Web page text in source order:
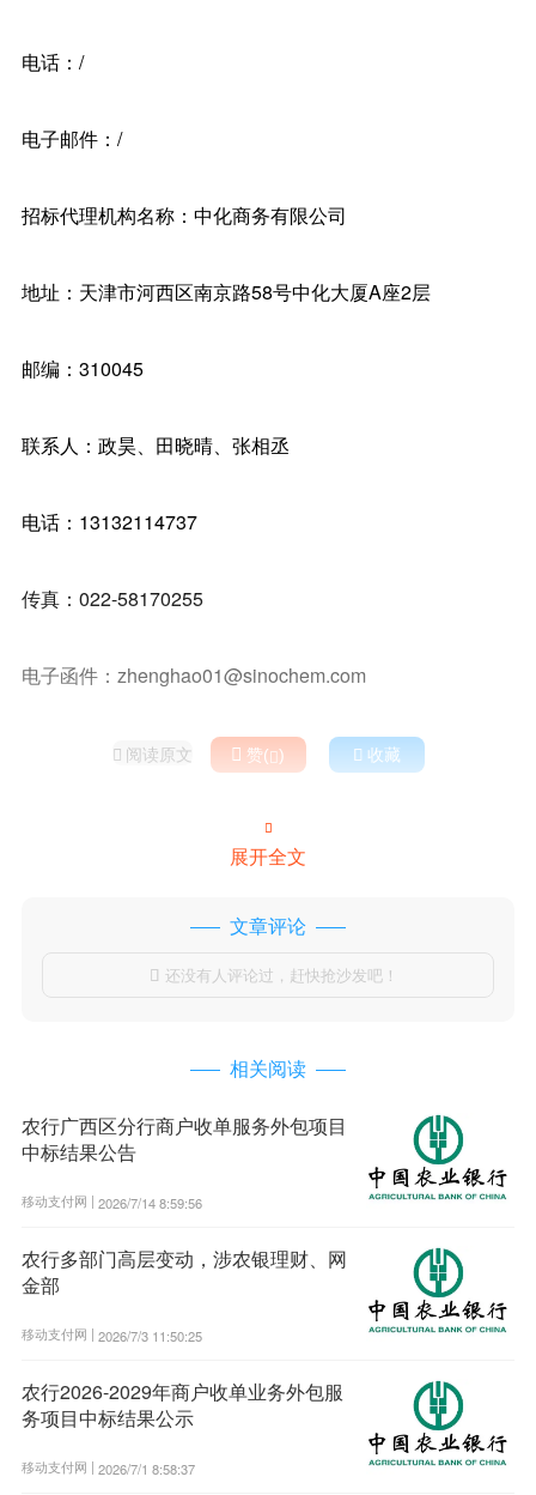
电话：/
电子邮件：/
招标代理机构名称：中化商务有限公司
地址：天津市河西区南京路58号中化大厦A座2层
邮编：310045
联系人：政昊、田晓晴、张相丞
电话：13132114737
传真：022-58170255
电子函件：zhenghao01@sinochem.com
 阅读原文  赞()  收藏

展开全文
文章评论
 还没有人评论过，赶快抢沙发吧！
相关阅读
农行广西区分行商户收单服务外包项目
中标结果公告
移动支付网 | 2026/7/14 8:59:56
农行多部门高层变动，涉农银理财、网
金部
移动支付网 | 2026/7/3 11:50:25
农行2026-2029年商户收单业务外包服
务项目中标结果公示
移动支付网 | 2026/7/1 8:58:37